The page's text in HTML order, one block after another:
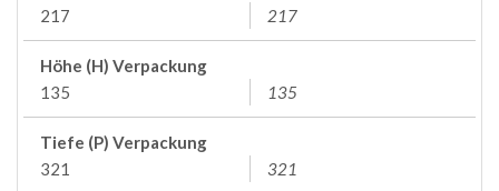
217
217
Höhe (H) Verpackung
135
135
Tiefe (P) Verpackung
321
321